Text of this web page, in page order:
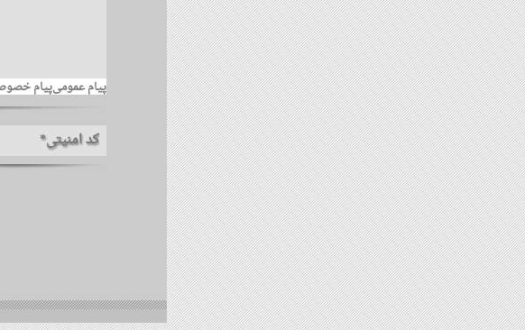
پیام عمومیپیام